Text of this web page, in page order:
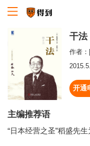
干法
作者：
开通
主编推荐语
“日本经营之圣”稻盛先生